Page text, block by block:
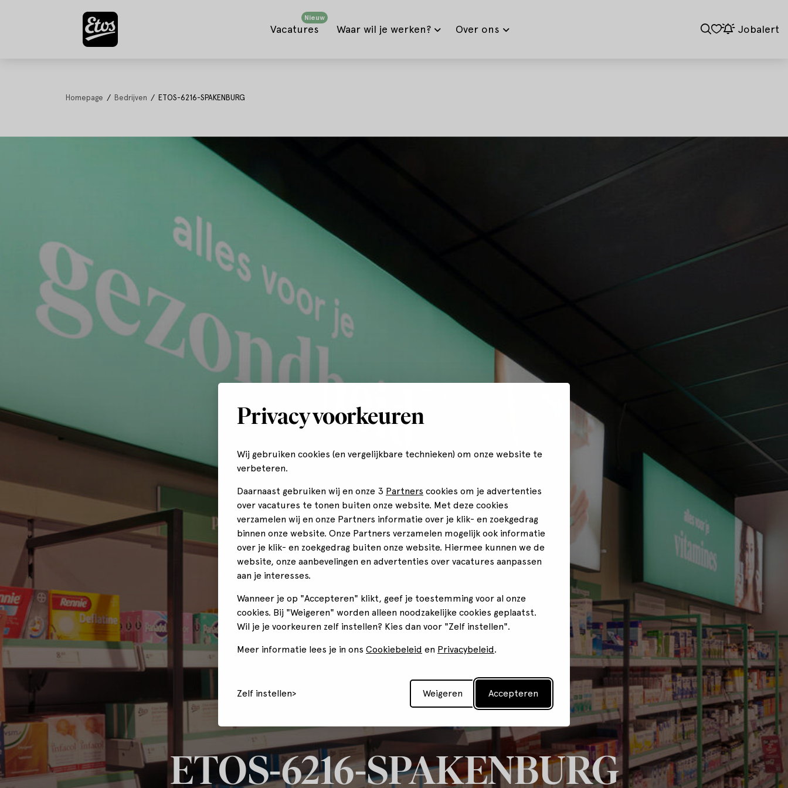
Privacy voorkeuren
Wij gebruiken cookies (en vergelijkbare technieken) om onze website te
verbeteren.
Daarnaast gebruiken wij en onze 3 Partners cookies om je advertenties
over vacatures te tonen buiten onze website. Met deze cookies
verzamelen wij en onze Partners informatie over je klik- en zoekgedrag
binnen onze website. Onze Partners verzamelen mogelijk ook informatie
over je klik- en zoekgedrag buiten onze website. Hiermee kunnen we de
website, onze aanbevelingen en advertenties over vacatures aanpassen
aan je interesses.
Wanneer je op "Accepteren" klikt, geef je toestemming voor al onze
cookies. Bij "Weigeren" worden alleen noodzakelijke cookies geplaatst.
Wil je je voorkeuren zelf instellen? Kies dan voor "Zelf instellen".
Meer informatie lees je in ons Cookiebeleid en Privacybeleid.
Zelf instellen Weigeren Accepteren
Vacatures
Nieuw
Waar wil je werken? Over ons Jobalert
Homepage Bedrijven ETOS-6216-SPAKENBURG
ETOS-6216-SPAKENBURG